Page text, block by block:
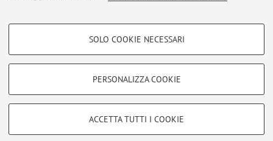
COOKIE DI PROFILAZIONE - FACOLTATIVI
COOKIE TECNICI - NECESSARI
Si tratta di cookie tecnici utilizzati, a titolo esemplificativo, per il corretto
SOLO COOKIE NECESSARI
PERSONALIZZA COOKIE
ACCETTA TUTTI I COOKIE
Area riservata
Accedi tramiteloginper gestire tutti i contenuti del sito.
Zamboni, 33 - 40126 Bologna - Partita IVA: 01131710376